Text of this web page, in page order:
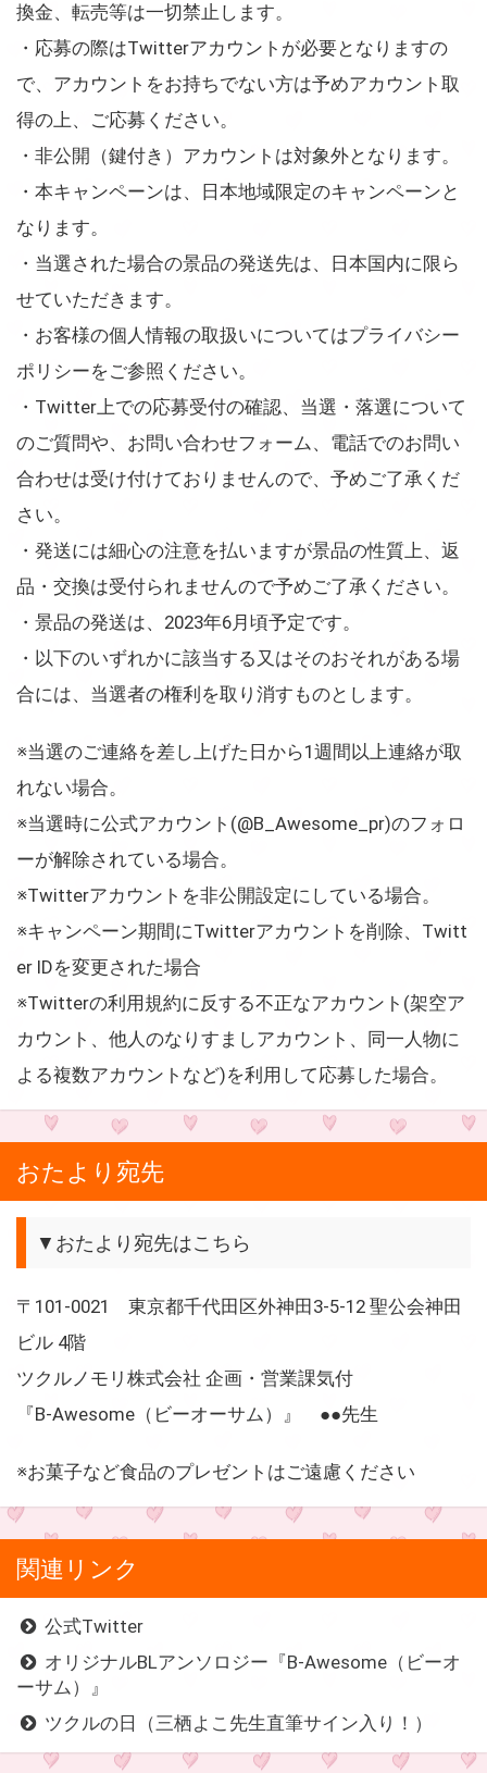
換金、転売等は一切禁止します。
・応募の際はTwitterアカウントが必要となりますの
で、アカウントをお持ちでない方は予めアカウント取
得の上、ご応募ください。
・非公開（鍵付き）アカウントは対象外となります。
・本キャンペーンは、日本地域限定のキャンペーンと
なります。
・当選された場合の景品の発送先は、日本国内に限ら
せていただきます。
・お客様の個人情報の取扱いについてはプライバシー
ポリシーをご参照ください。
・Twitter上での応募受付の確認、当選・落選について
のご質問や、お問い合わせフォーム、電話でのお問い
合わせは受け付けておりませんので、予めご了承くだ
さい。
・発送には細心の注意を払いますが景品の性質上、返
品・交換は受付られませんので予めご了承ください。
・景品の発送は、2023年6月頃予定です。
・以下のいずれかに該当する又はそのおそれがある場
合には、当選者の権利を取り消すものとします。
※当選のご連絡を差し上げた日から1週間以上連絡が取
れない場合。
※当選時に公式アカウント(@B_Awesome_pr)のフォロ
ーが解除されている場合。
※Twitterアカウントを非公開設定にしている場合。
※キャンペーン期間にTwitterアカウントを削除、Twitt
er IDを変更された場合
※Twitterの利用規約に反する不正なアカウント(架空ア
カウント、他人のなりすましアカウント、同一人物に
よる複数アカウントなど)を利用して応募した場合。
おたより宛先
▼おたより宛先はこちら
〒101-0021 東京都千代田区外神田3-5-12 聖公会神田
ビル 4階
ツクルノモリ株式会社 企画・営業課気付
『B-Awesome（ビーオーサム）』 ●●先生
※お菓子など食品のプレゼントはご遠慮ください
関連リンク
公式Twitter
オリジナルBLアンソロジー『B-Awesome（ビーオ
ーサム）』
ツクルの日（三栖よこ先生直筆サイン入り！）